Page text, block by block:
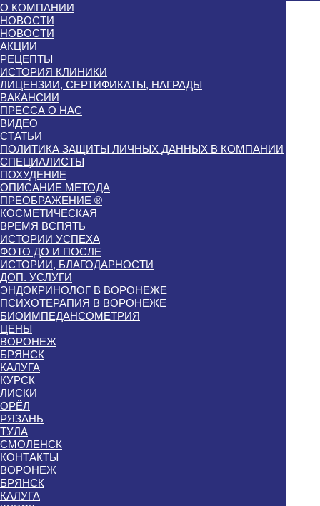
О КОМПАНИИ
НОВОСТИ
НОВОСТИ
АКЦИИ
РЕЦЕПТЫ
ИСТОРИЯ КЛИНИКИ
ЛИЦЕНЗИИ, СЕРТИФИКАТЫ, НАГРАДЫ
ВАКАНСИИ
ПРЕССА О НАС
ВИДЕО
СТАТЬИ
ПОЛИТИКА ЗАЩИТЫ ЛИЧНЫХ ДАННЫХ В КОМПАНИИ
СПЕЦИАЛИСТЫ
ПОХУДЕНИЕ
ОПИСАНИЕ МЕТОДА
ПРЕОБРАЖЕНИЕ ®
КОСМЕТИЧЕСКАЯ
ВРЕМЯ ВСПЯТЬ
ИСТОРИИ УСПЕХА
ФОТО ДО И ПОСЛЕ
ИСТОРИИ, БЛАГОДАРНОСТИ
ДОП. УСЛУГИ
ЭНДОКРИНОЛОГ В ВОРОНЕЖЕ
ПСИХОТЕРАПИЯ В ВОРОНЕЖЕ
БИОИМПЕДАНСОМЕТРИЯ
ЦЕНЫ
ВОРОНЕЖ
БРЯНСК
КАЛУГА
КУРСК
ЛИСКИ
ОРЁЛ
РЯЗАНЬ
ТУЛА
СМОЛЕНСК
КОНТАКТЫ
ВОРОНЕЖ
БРЯНСК
КАЛУГА